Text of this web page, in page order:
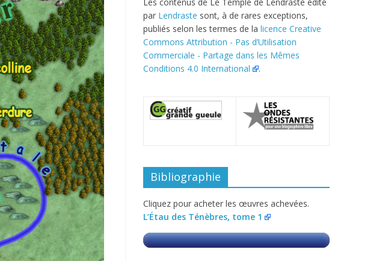
par Lendraste sont, à de rares exceptions,
publiés selon les termes de la licence Creative
Commons Attribution - Pas d’Utilisation
Commerciale - Partage dans les Mêmes
Conditions 4.0 International
.
Bibliographie
Cliquez pour acheter les œuvres achevées.
L’Étau des Ténèbres, tome 1